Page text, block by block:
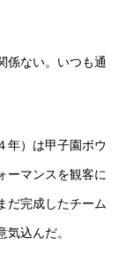
係ない。いつも通
年）は甲子園ボウ
ーマンスを観客に
だ完成したチーム
込んだ。